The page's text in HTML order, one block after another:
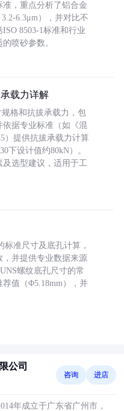
，重点分析了铝合金
6.3μm），并对比不
8503-1标准和行业
喷砂参数。
载力详解
格和抗拔承载力，包
据专业标准（如《混
）提供抗拔承载力计算
下设计值约80kN）。
选型建议，适用于工
标准尺寸及底孔计算，
并提供专业数据来源
螺纹底孔尺寸的常
值（Φ5.18mm），并
公司
咨询 进店
年成立于广东省广州市，